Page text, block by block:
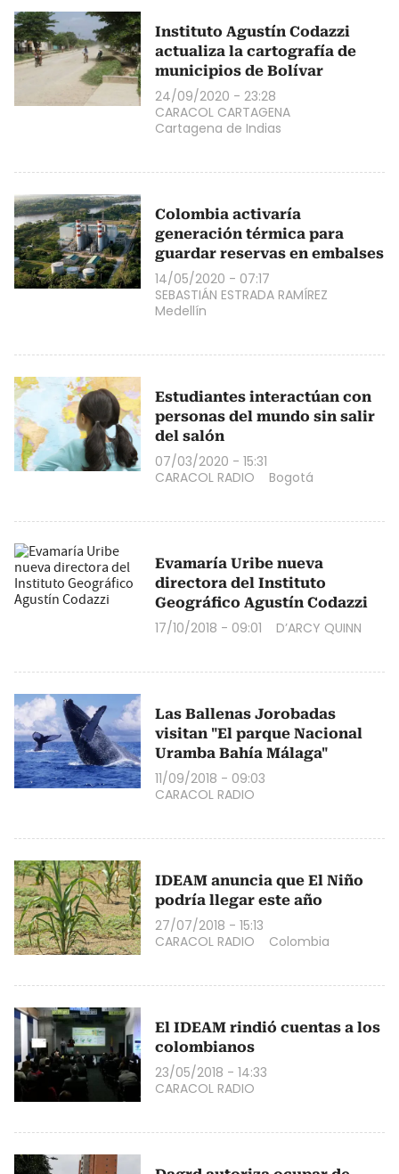
Instituto Agustín Codazzi
actualiza la cartografía de
municipios de Bolívar
24/09/2020 - 23:28
CARACOL CARTAGENA
Cartagena de Indias
Colombia activaría
generación térmica para
guardar reservas en embalses
14/05/2020 - 07:17
SEBASTIÁN ESTRADA RAMÍREZ
Medellín
Estudiantes interactúan con
personas del mundo sin salir
del salón
07/03/2020 - 15:31
CARACOL RADIO
Bogotá
Evamaría Uribe nueva
directora del Instituto
Geográfico Agustín Codazzi
17/10/2018 - 09:01 D’ARCY QUINN
Las Ballenas Jorobadas
visitan "El parque Nacional
Uramba Bahía Málaga"
11/09/2018 - 09:03
CARACOL RADIO
IDEAM anuncia que El Niño
podría llegar este año
27/07/2018 - 15:13
CARACOL RADIO
Colombia
El IDEAM rindió cuentas a los
colombianos
23/05/2018 - 14:33
CARACOL RADIO